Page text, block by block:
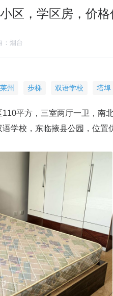
区，学区房，价格
：烟台
莱州 步梯 双语学校 塔埠
平方，三室两厅一卫，南
学校，东临掖县公园，位